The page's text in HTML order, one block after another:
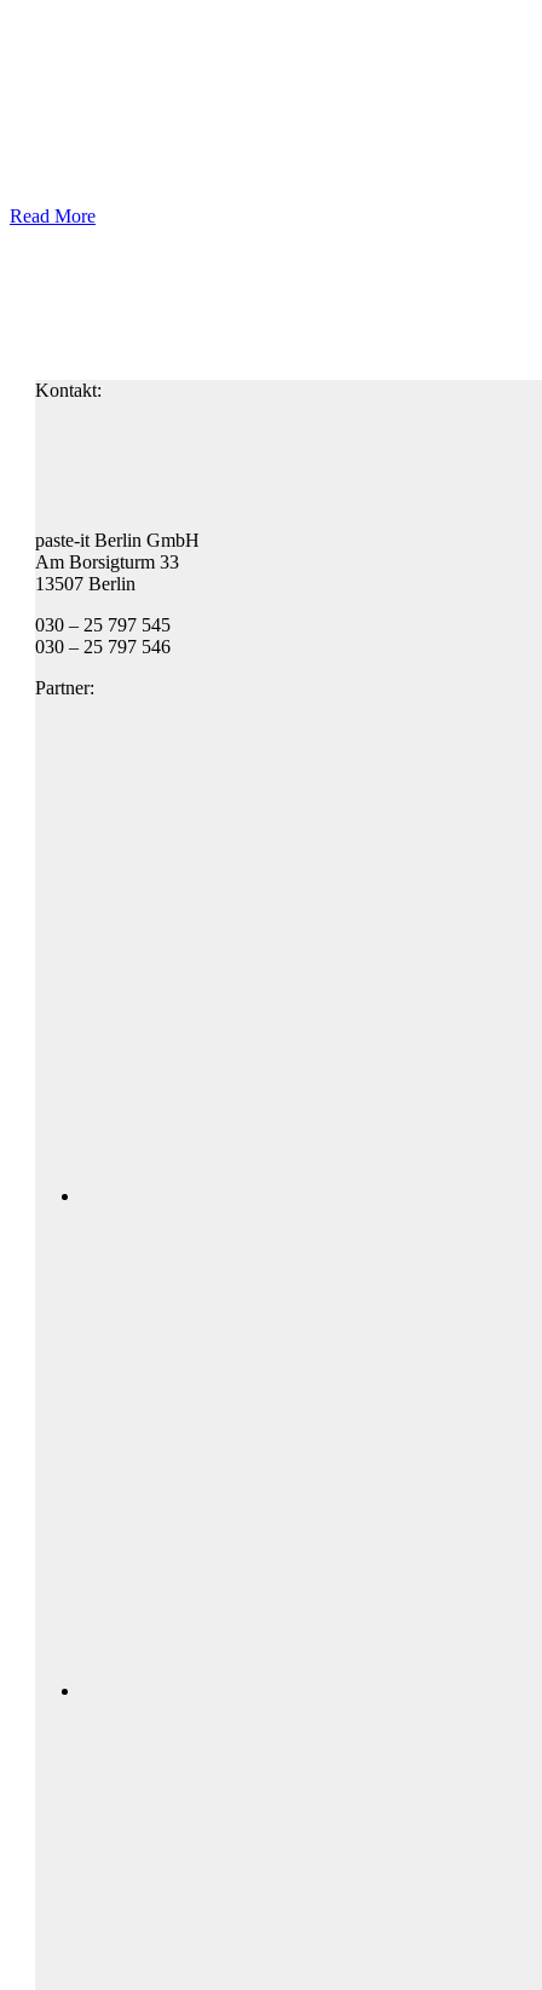
Read More
Kontakt:
paste-it Berlin GmbH
Am Borsigturm 33
13507 Berlin
030 – 25 797 545
030 – 25 797 546
Partner: